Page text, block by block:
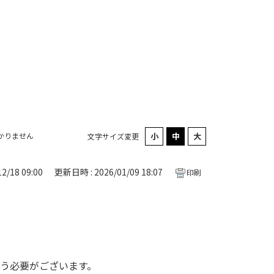
文字サイズ変更
りません
18 09:00 更新日時 : 2026/01/09 18:07 印刷
要がございます。